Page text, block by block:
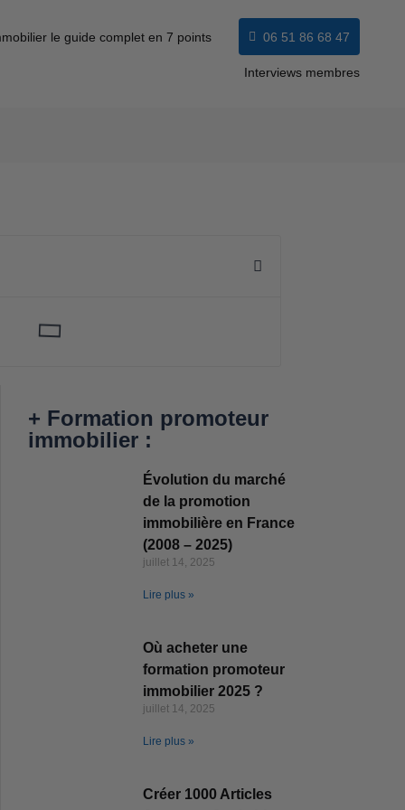
le guide complet en 7 points 06 51 86 68 47
Interviews membres
+ Formation promoteur
immobilier :
Évolution du marché
de la promotion
immobilière en France
(2008 – 2025)
juillet 14, 2025
Lire plus »
Où acheter une
formation promoteur
immobilier 2025 ?
juillet 14, 2025
Lire plus »
Créer 1000 Articles